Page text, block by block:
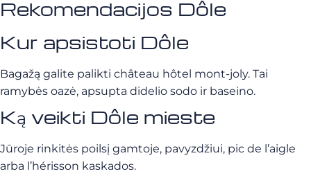
Rekomendacijos Dôle
Kur apsistoti Dôle
Bagažą galite palikti château hôtel mont-joly. Tai
ramybės oazė, apsupta didelio sodo ir baseino.
Ką veikti Dôle mieste
Jūroje rinkitės poilsį gamtoje, pavyzdžiui, pic de l’aigle
arba l’hérisson kaskados.